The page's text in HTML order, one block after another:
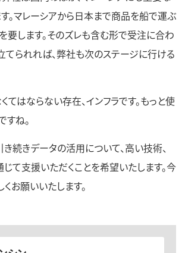
。マレーシアから日本まで商品を船で運ぶ
要します。そのズレも含む形で受注に合わ
てられれば、弊社も次のステージに行ける
てはならない存在、インフラです。もっと使
すね。
続きデータの活用について、高い技術、
じて支援いただくことを希望いたします。今
お願いいたします。